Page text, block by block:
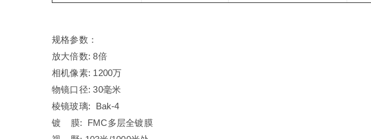
规格参数：
放大倍数: 8倍
相机像素: 1200万
物镜口径: 30毫米
棱镜玻璃: Bak-4
镀 膜: FMC多层全镀膜